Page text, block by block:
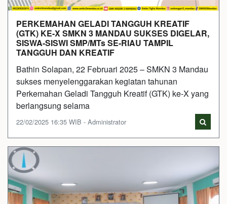
PERKEMAHAN GELADI TANGGUH KREATIF
(GTK) KE-X SMKN 3 MANDAU SUKSES DIGELAR,
SISWA-SISWI SMP/MTs SE-RIAU TAMPIL
TANGGUH DAN KREATIF
Bathin Solapan, 22 Februari 2025 – SMKN 3 Mandau
sukses menyelenggarakan kegiatan tahunan
Perkemahan Geladi Tangguh Kreatif (GTK) ke-X yang
berlangsung selama
22/02/2025 16:35 WIB - Administrator